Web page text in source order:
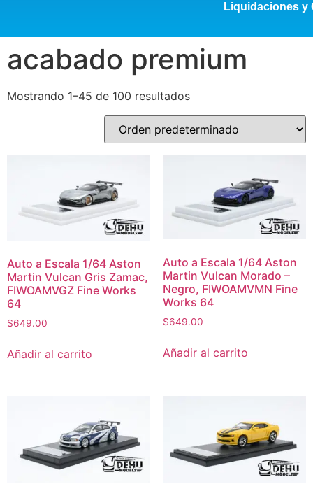
Liquidaciones y
acabado premium
Mostrando 1–45 de 100 resultados
Auto a Escala 1/64 Aston
Martin Vulcan Gris Zamac,
FIWOAMVGZ Fine Works
64
$649.00
Añadir al carrito
Auto a Escala 1/64 Aston
Martin Vulcan Morado –
Negro, FIWOAMVMN Fine
Works 64
$649.00
Añadir al carrito